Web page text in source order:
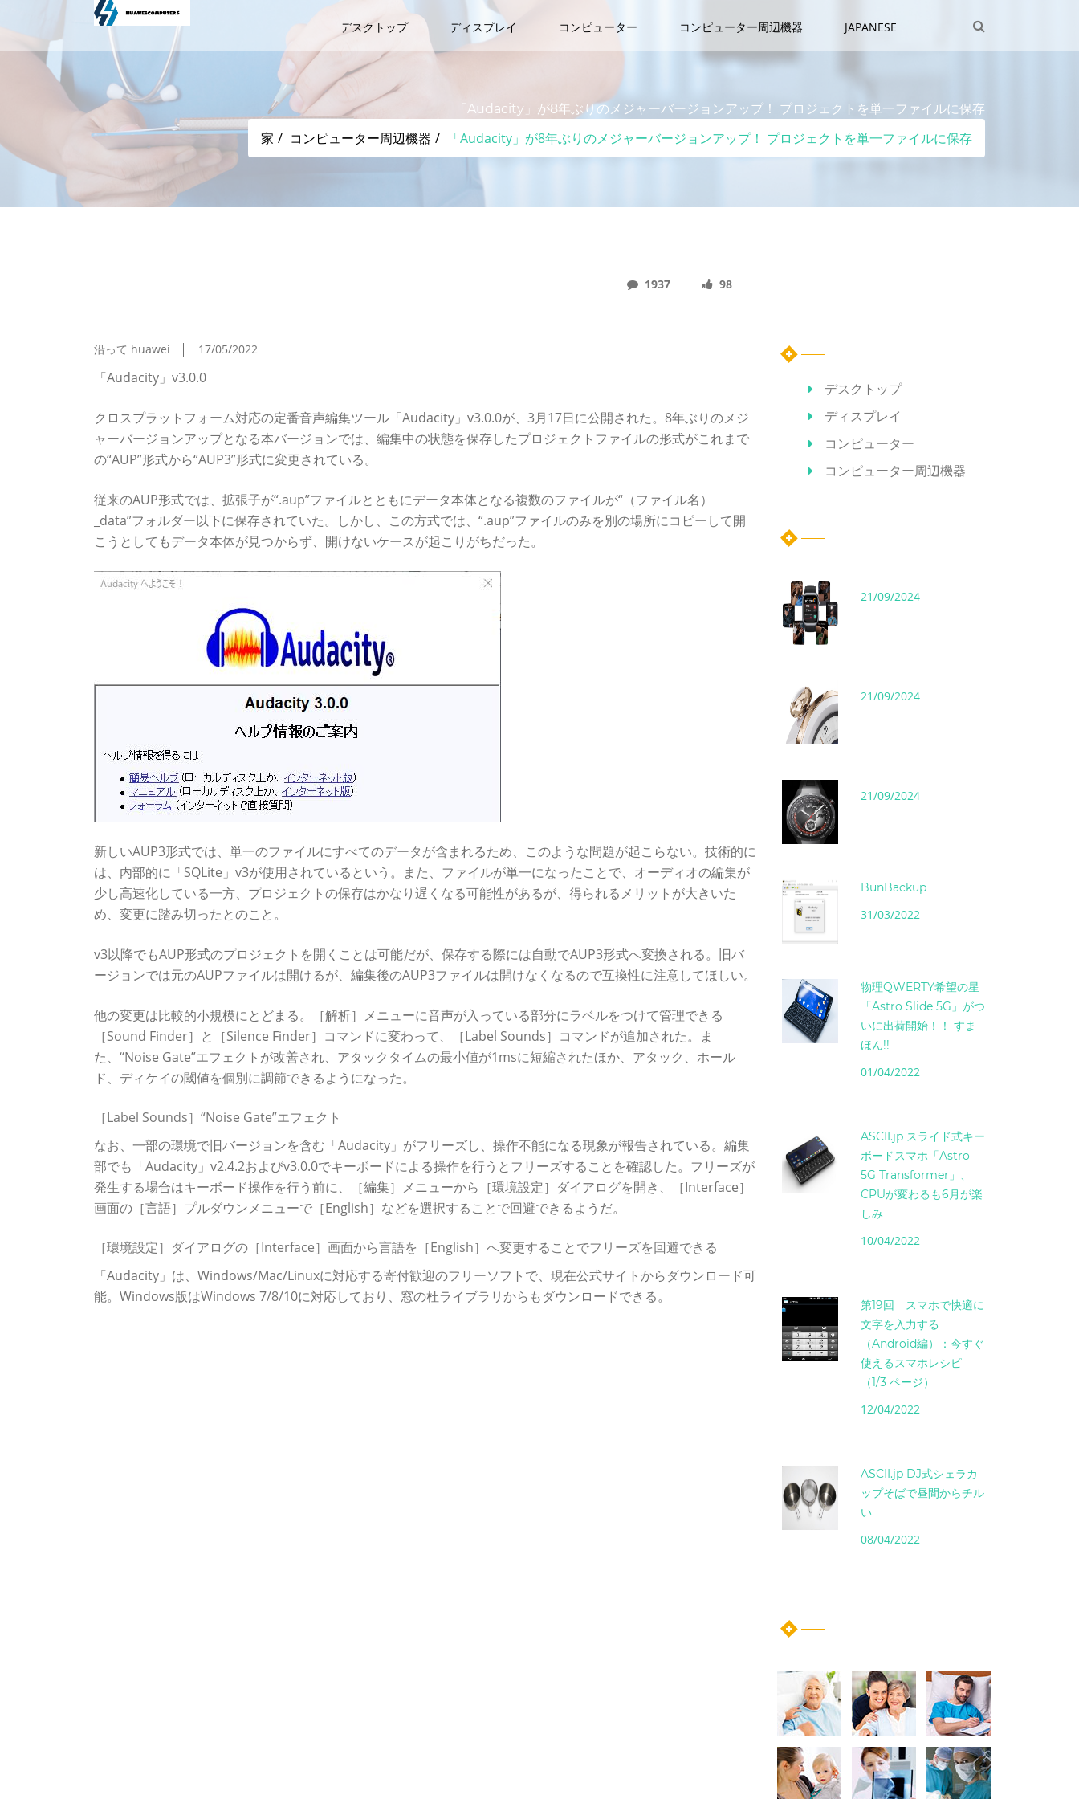
デスクトップ ディスプレイ コンピューター コンピューター周辺機器 JAPANESE
「Audacity」が8年ぶりのメジャーバージョンアップ！ プロジェクトを単一ファイルに保存
家 コンピューター周辺機器 「Audacity」が8年ぶりのメジャーバージョンアップ！ プロジェクトを単一ファイルに保存
1937 98
沿って huawei 17/05/2022
「Audacity」v3.0.0
クロスプラットフォーム対応の定番音声編集ツール「Audacity」v3.0.0が、3月17日に公開された。8年ぶりのメジ
ャーバージョンアップとなる本バージョンでは、編集中の状態を保存したプロジェクトファイルの形式がこれまで
の“AUP”形式から“AUP3”形式に変更されている。
従来のAUP形式では、拡張子が“.aup”ファイルとともにデータ本体となる複数のファイルが“（ファイル名）
_data”フォルダー以下に保存されていた。しかし、この方式では、“.aup”ファイルのみを別の場所にコピーして開
こうとしてもデータ本体が見つからず、開けないケースが起こりがちだった。
新しいAUP3形式では、単一のファイルにすべてのデータが含まれるため、このような問題が起こらない。技術的に
は、内部的に「SQLite」v3が使用されているという。また、ファイルが単一になったことで、オーディオの編集が
少し高速化している一方、プロジェクトの保存はかなり遅くなる可能性があるが、得られるメリットが大きいた
め、変更に踏み切ったとのこと。
v3以降でもAUP形式のプロジェクトを開くことは可能だが、保存する際には自動でAUP3形式へ変換される。旧バ
ージョンでは元のAUPファイルは開けるが、編集後のAUP3ファイルは開けなくなるので互換性に注意してほしい。
他の変更は比較的小規模にとどまる。［解析］メニューに音声が入っている部分にラベルをつけて管理できる
［Sound Finder］と［Silence Finder］コマンドに変わって、［Label Sounds］コマンドが追加された。ま
た、“Noise Gate”エフェクトが改善され、アタックタイムの最小値が1msに短縮されたほか、アタック、ホール
ド、ディケイの閾値を個別に調節できるようになった。
［Label Sounds］“Noise Gate”エフェクト
なお、一部の環境で旧バージョンを含む「Audacity」がフリーズし、操作不能になる現象が報告されている。編集
部でも「Audacity」v2.4.2およびv3.0.0でキーボードによる操作を行うとフリーズすることを確認した。フリーズが
発生する場合はキーボード操作を行う前に、［編集］メニューから［環境設定］ダイアログを開き、［Interface］
画面の［言語］プルダウンメニューで［English］などを選択することで回避できるようだ。
［環境設定］ダイアログの［Interface］画面から言語を［English］へ変更することでフリーズを回避できる
「Audacity」は、Windows/Mac/Linuxに対応する寄付歓迎のフリーソフトで、現在公式サイトからダウンロード可
能。Windows版はWindows 7/8/10に対応しており、窓の杜ライブラリからもダウンロードできる。
デスクトップ
ディスプレイ
コンピューター
コンピューター周辺機器
21/09/2024
21/09/2024
21/09/2024
BunBackup
31/03/2022
物理QWERTY希望の星
「Astro Slide 5G」がつ
いに出荷開始！！ すま
ほん!!
01/04/2022
ASCII.jp スライド式キー
ボードスマホ「Astro
5G Transformer」、
CPUが変わるも6月が楽
しみ
10/04/2022
第19回 スマホで快適に
文字を入力する
（Android編）：今すぐ
使えるスマホレシピ
（1/3 ページ）
12/04/2022
ASCII.jp DJ式シェラカ
ップそばで昼間からチル
い
08/04/2022